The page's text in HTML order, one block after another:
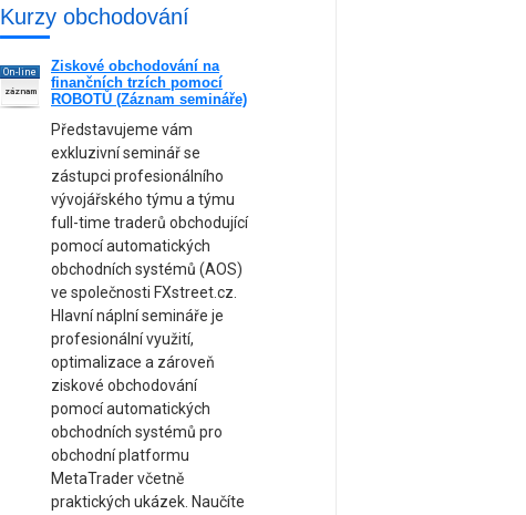
Kurzy obchodování
On-line
záznam
Ziskové obchodování na
finančních trzích pomocí
ROBOTŮ (Záznam semináře)
Představujeme vám
exkluzivní seminář se
zástupci profesionálního
vývojářského týmu a týmu
full-time traderů obchodující
pomocí automatických
obchodních systémů (AOS)
ve společnosti FXstreet.cz.
Hlavní náplní semináře je
profesionální využití,
optimalizace a zároveň
ziskové obchodování
pomocí automatických
obchodních systémů pro
obchodní platformu
MetaTrader včetně
praktických ukázek. Naučíte